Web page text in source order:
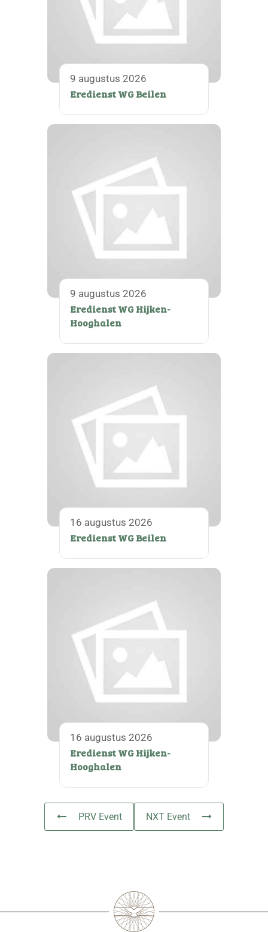
9 augustus 2026
Eredienst WG Beilen
9 augustus 2026
Eredienst WG Hijken-
Hooghalen
16 augustus 2026
Eredienst WG Beilen
16 augustus 2026
Eredienst WG Hijken-
Hooghalen
PRV Event NXT Event